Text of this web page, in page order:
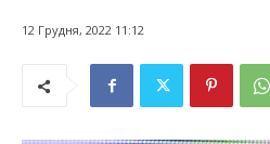
12 Грудня, 2022 11:12